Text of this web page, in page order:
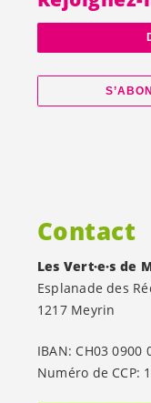
Contact
Les Vert·e·s de
Esplanade des
1217 Meyrin
IBAN: CH03 0900
Numéro de CCP: